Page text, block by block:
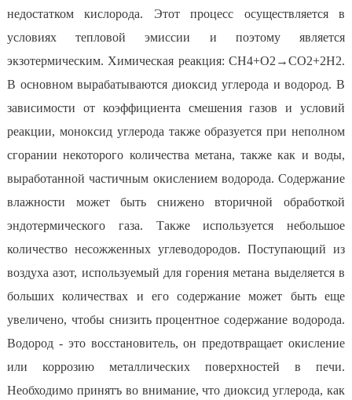
недостатком кислорода. Этот процесс осуществляется в
условиях тепловой эмиссии и поэтому является
экзотермическим. Химическая реакция: CH4+O2→CO2+2H2.
В основном вырабатываются диоксид углерода и водород. В
зависимости от коэффициента смешения газов и условий
реакции, моноксид углерода также образуется при неполном
сгорании некоторого количества метана, также как и воды,
выработанной частичным окислением водорода. Содержание
влажности может быть снижено вторичной обработкой
эндотермического газа. Также используется небольшое
количество несожженных углеводородов. Поступающий из
воздуха азот, используемый для горения метана выделяется в
больших количествах и его содержание может быть еще
увеличено, чтобы снизить процентное содержание водорода.
Водород - это восстановитель, он предотвращает окисление
или коррозию металлических поверхностей в печи.
Необходимо принятъ во внимание, что диоксид углерода, как